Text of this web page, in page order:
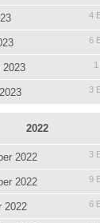
4
6
2023
3
2022
2022 3
2022 9
2022 6